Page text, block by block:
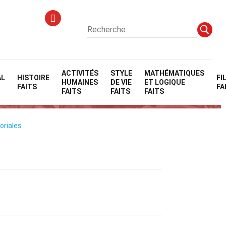
HISTOIRE
FAITS
ACTIVITÉS
HUMAINES
FAITS
STYLE
DE VIE
FAITS
MATHÉMATIQUES
ET LOGIQUE
FAITS